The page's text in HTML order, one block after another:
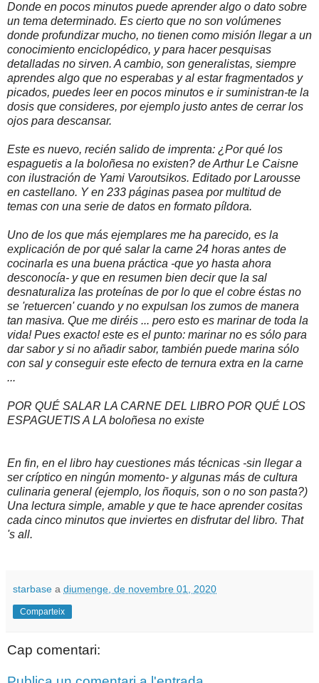
Donde en pocos minutos puede aprender algo o dato sobre
un tema determinado. Es cierto que no son volúmenes
donde profundizar mucho, no tienen como misión llegar a un
conocimiento enciclopédico, y para hacer pesquisas
detalladas no sirven. A cambio, son generalistas, siempre
aprendes algo que no esperabas y al estar fragmentados y
picados, puedes leer en pocos minutos e ir suministran-te la
dosis que consideres, por ejemplo justo antes de cerrar los
ojos para descansar.
Este es nuevo, recién salido de imprenta: ¿Por qué los
espaguetis a la boloñesa no existen? de Arthur Le Caisne
con ilustración de Yami Varoutsikos. Editado por Larousse
en castellano. Y en 233 páginas pasea por multitud de
temas con una serie de datos en formato píldora.
Uno de los que más ejemplares me ha parecido, es la
explicación de por qué salar la carne 24 horas antes de
cocinarla es una buena práctica -que yo hasta ahora
desconocía- y que en resumen bien decir que la sal
desnaturaliza las proteínas de por lo que el cobre éstas no
se 'retuercen' cuando y no expulsan los zumos de manera
tan masiva. Que me diréis ... pero esto es marinar de toda la
vida! Pues exacto! este es el punto: marinar no es sólo para
dar sabor y si no añadir sabor, también puede marina sólo
con sal y conseguir este efecto de ternura extra en la carne
...
POR QUÉ SALAR LA CARNE DEL LIBRO POR QUÉ LOS
ESPAGUETIS A LA boloñesa no existe
En fin, en el libro hay cuestiones más técnicas -sin llegar a
ser críptico en ningún momento- y algunas más de cultura
culinaria general (ejemplo, los ñoquis, son o no son pasta?)
Una lectura simple, amable y que te hace aprender cositas
cada cinco minutos que inviertes en disfrutar del libro. That
's all.
starbase a diumenge, de novembre 01, 2020
Comparteix
Cap comentari: